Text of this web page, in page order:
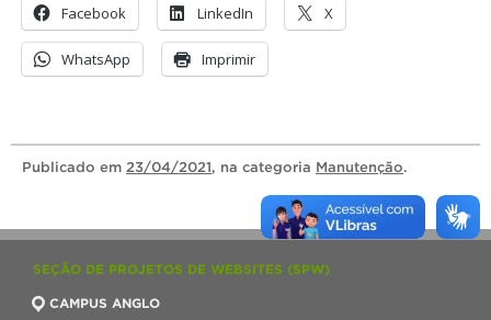
Facebook LinkedIn X
WhatsApp Imprimir
Publicado em 23/04/2021, na categoria Manutenção.
SEÇÃO DE PROJETOS DE WEBSITES (SPW)
CAMPUS ANGLO